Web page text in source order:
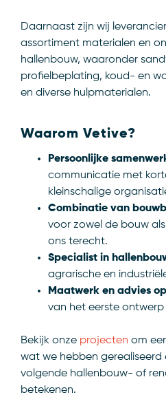
Waarom Vetive?
Persoonlijke
communicatie met
kleinschalige
Combinatie van
voor zowel de bouw
ons terecht.
Specialist in
agrarische en
Maatwerk en advies
van het eerste
Bekijk onze projecten om
wat we hebben gerealiseerd
volgende hallenbouw- of
betekenen.
Daarnaast zijn wij
assortiment materialen en
hallenbouw, waaronder
profielbeplating, koud- en
en diverse hulpmaterialen.